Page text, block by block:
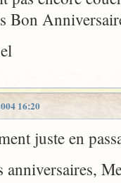
Bon
16:20
juste en
anniversaires,